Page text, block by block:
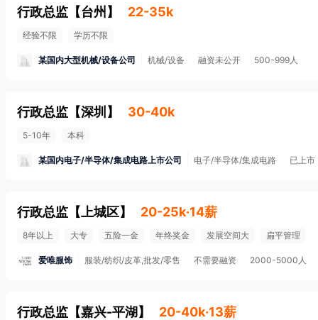
行政总监 【台州 】 22-35k
经验不限 学历不限
某国内大型机械/设备公司 机械/设备 融资未公开 500-999人
行政总监 【深圳 】 30-40k
5-10年 本科
某国内电子/半导体/集成电路上市公司 电子/半导体/集成电路 已上市
行政总监 【 上城区】 20-25k·14薪
8年以上 大专 五险一金 年终奖金 发展空间大 扁平管理
爱唯服饰 服装/纺织/皮革,批发/零售 不需要融资 2000-5000人
行政总监 【嘉兴-平湖 】 20-40k·13薪